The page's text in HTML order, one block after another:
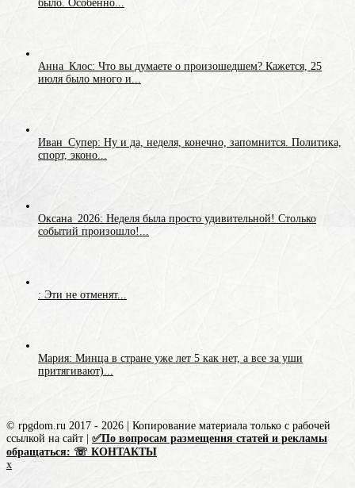
было. Особенно...
Анна_Клос: Что вы думаете о произошедшем? Кажется, 25
июля было много и...
Иван_Супер: Ну и да, неделя, конечно, запомнится. Политика,
спорт, эконо...
Оксана_2026: Неделя была просто удивительной! Столько
событий произошло!...
: Эти не отменят...
Мария: Минца в стране уже лет 5 как нет, а все за уши
притягивают)...
© rpgdom.ru 2017 - 2026 | Копирование материала только с рабочей
ссылкой на сайт | ✅По вопросам размещения статей и рекламы
обращаться: ☏ КОНТАКТЫ
x